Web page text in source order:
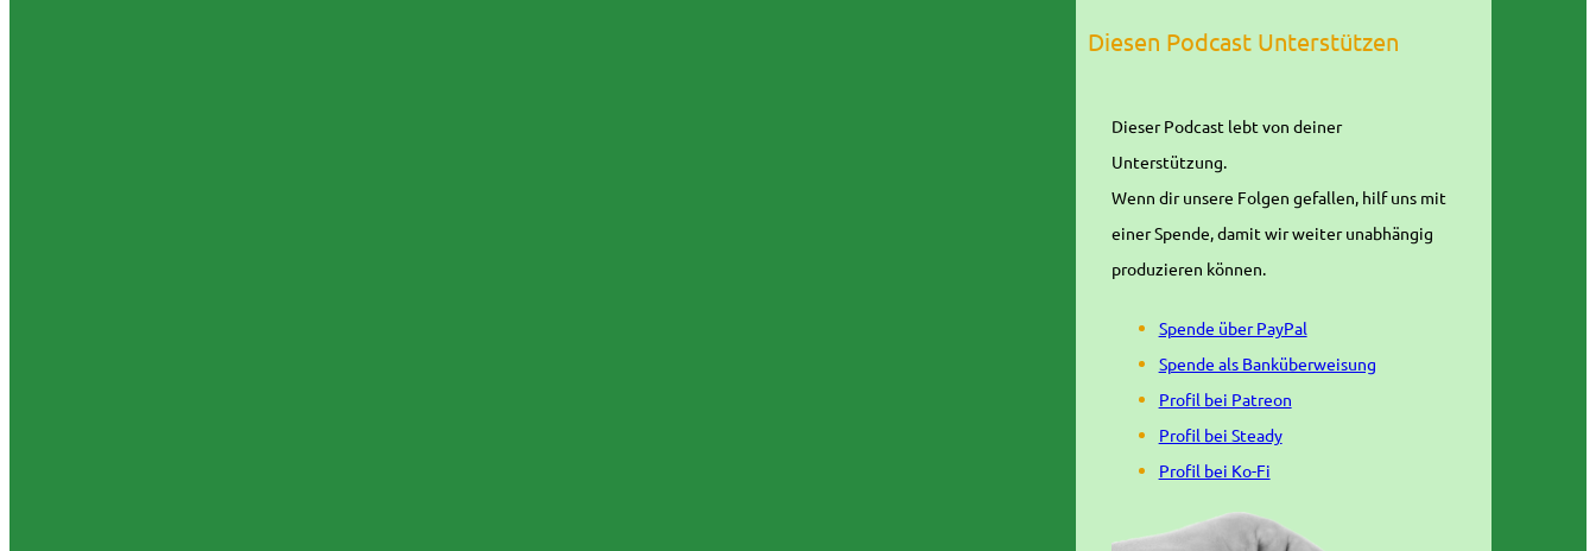
Diesen Podcast Unterstützen
Dieser Podcast lebt von deiner
Unterstützung.
Wenn dir unsere Folgen gefallen, hilf uns mit
einer Spende, damit wir weiter unabhängig
produzieren können.
Spende über PayPal
Spende als Banküberweisung
Profil bei Patreon
Profil bei Steady
Profil bei Ko-Fi